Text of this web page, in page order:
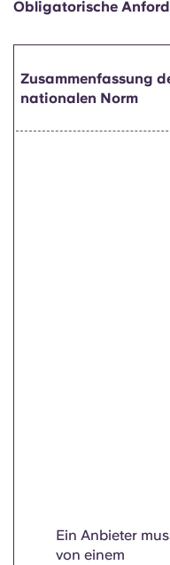
Obligatorische
Zusammenfassung
nationalen Norm
Ein Anbieter
von einem